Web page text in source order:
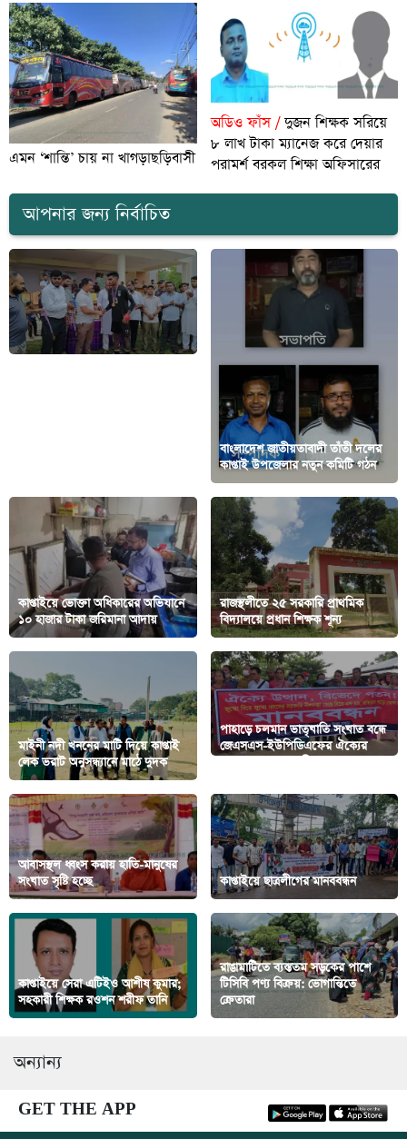
এমন ‘শান্তি’ চায় না খাগড়াছড়িবাসী
অডিও ফাঁস /দুজন শিক্ষক সরিয়ে
৮ লাখ টাকা ম্যানেজ করে দেয়ার
পরামর্শ বরকল শিক্ষা অফিসারের
আপনার জন্য নির্বাচিত
বাংলাদেশ জাতীয়তাবাদী তাঁতী দলের
কাপ্তাই উপজেলার নতুন কমিটি গঠন
কাপ্তাইয়ে ভোক্তা অধিকারের অভিযানে
১০ হাজার টাকা জরিমানা আদায়
রাজস্থলীতে ২৫ সরকারি প্রাথমিক
বিদ্যালয়ে প্রধান শিক্ষক শূন্য
মাইনী নদী খননের মাটি দিয়ে কাপ্তাই
লেক ভরাট অনুসন্ধ্যানে মাঠে দুদক
পাহাড়ে চলমান ভাতৃঘাতি সংঘাত বন্ধে
জেএসএস-ইউপিডিএফের ঐক্যের
আবাসস্থল ধ্বংস করায় হাতি-মানুষের
সংঘাত সৃষ্টি হচ্ছে
কাপ্তাইয়ে ছাত্রলীগের মানববন্ধন
কাপ্তাইয়ে সেরা এটিইও আশীষ কুমার;
সহকারী শিক্ষক রওশন শরীফ তানি
রাঙামাটিতে ব্যস্ততম সড়কের পাশে
টিসিবি পণ্য বিক্রয়: ভোগান্তিতে
ক্রেতারা
অন্যান্য
GET THE APP